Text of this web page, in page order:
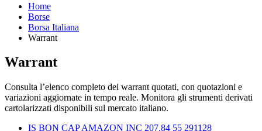
Home
Borse
Borsa Italiana
Warrant
Warrant
Consulta l’elenco completo dei warrant quotati, con quotazioni e
variazioni aggiornate in tempo reale. Monitora gli strumenti derivati
cartolarizzati disponibili sul mercato italiano.
IS BON CAP AMAZON INC 207.84 55 291128